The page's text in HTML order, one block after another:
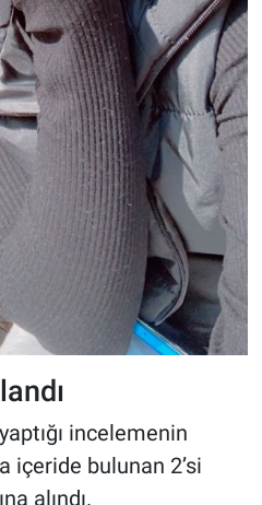
incelemenin
içeride bulunan 2’si
alındı.